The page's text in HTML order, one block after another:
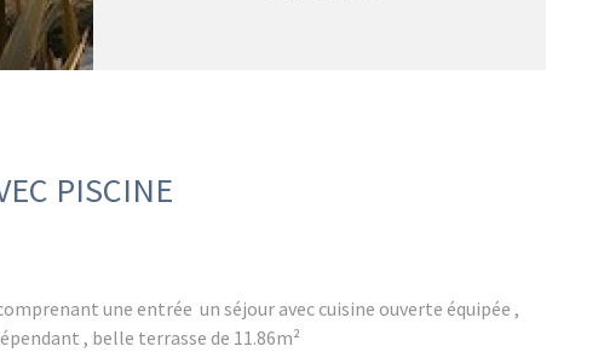
PISCINE
une entrée un séjour avec cuisine ouverte équipée ,
, belle terrasse de 11.86m²